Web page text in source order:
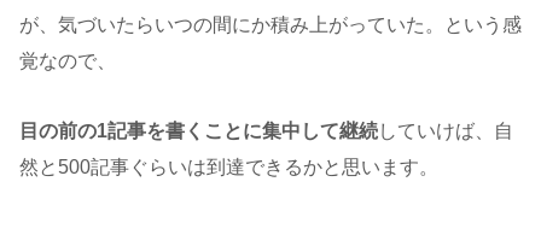
が、気づいたらいつの間にか積み上がっていた。という感
覚なので、
目の前の1記事を書くことに集中して継続していけば、自
然と500記事ぐらいは到達できるかと思います。